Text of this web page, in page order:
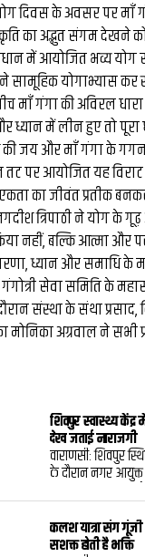
योग दिवस के अवसर पर माँ
का अद्भुत संगम देखने
में आयोजित भव्य योग
सामूहिक योगाभ्यास
माँ गंगा की अविरल
ध्यान में लीन हुए तो पूरा
की जय और माँ गंगा के
तट पर आयोजित यह
का जीवंत प्रतीक
त्रिपाठी ने योग के
नहीं, बल्कि आत्मा और
धारणा, ध्यान और समाधि
सेवा समिति के
संस्था के संथा
मोनिका अग्रवाल ने सभी
शिवपुर स्वास्थ्य
देख जताई नाराजगी
वाराणसी: शिवपुर
के दौरान नगर
न होने पर उन्होंने
गुरुवार को किए गए
होने के बावजूद
कलश यात्रा संग गूंजी
सशक्त होती है भक्ति